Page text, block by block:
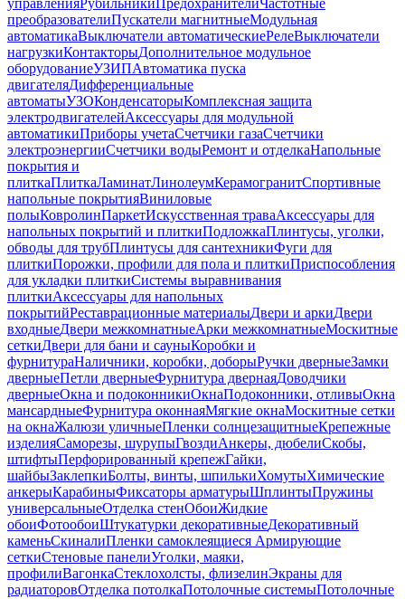
управленияРубильникиПредохранителиЧастотные
преобразователиПускатели магнитныеМодульная
автоматикаВыключатели автоматическиеРелеВыключатели
нагрузкиКонтакторыДополнительное модульное
оборудованиеУЗИПАвтоматика пуска
двигателяДифференциальные
автоматыУЗОКонденсаторыКомплексная защита
электродвигателейАксессуары для модульной
автоматикиПриборы учетаСчетчики газаСчетчики
электроэнергииСчетчики водыРемонт и отделкаНапольные
покрытия и
плиткаПлиткаЛаминатЛинолеумКерамогранитСпортивные
напольные покрытияВиниловые
полыКовролинПаркетИскусственная траваАксессуары для
напольных покрытий и плиткиПодложкаПлинтусы, уголки,
обводы для трубПлинтусы для сантехникиФуги для
плиткиПорожки, профили для пола и плиткиПриспособления
для укладки плиткиСистемы выравнивания
плиткиАксессуары для напольных
покрытийРеставрационные материалыДвери и аркиДвери
входныеДвери межкомнатныеАрки межкомнатныеМоскитные
сеткиДвери для бани и сауныКоробки и
фурнитураНаличники, коробки, доборыРучки дверныеЗамки
дверныеПетли дверныеФурнитура двернаяДоводчики
дверныеОкна и подоконникиОкнаПодоконники, отливыОкна
мансардныеФурнитура оконнаяМягкие окнаМоскитные сетки
на окнаЖалюзи уличныеПленки солнцезащитныеКрепежные
изделияСаморезы, шурупыГвоздиАнкеры, дюбелиСкобы,
штифтыПерфорированный крепежГайки,
шайбыЗаклепкиБолты, винты, шпилькиХомутыХимические
анкерыКарабиныФиксаторы арматурыШплинтыПружины
универсальныеОтделка стенОбоиЖидкие
обоиФотообоиШтукатурки декоративныеДекоративный
каменьСкиналиПленки самоклеящиеся Армирующие
сеткиСтеновые панелиУголки, маяки,
профилиВагонкаСтеклохолсты, флизелинЭкраны для
радиаторовОтделка потолкаПотолочные системыПотолочные